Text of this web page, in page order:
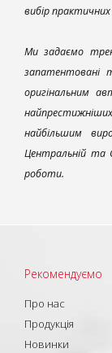
вибір практичних
Ми задаємо
запатентовані
оригінальним
найбільшим
Центральній та
роботи.
Рекомендуємо
Про нас
Продукція
Новинки